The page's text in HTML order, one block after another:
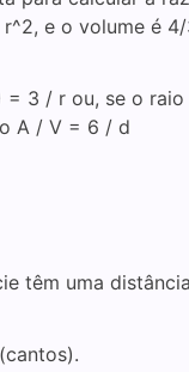
e o volume é
3 / r ou, se o raio
A / V = 6 / d
têm uma